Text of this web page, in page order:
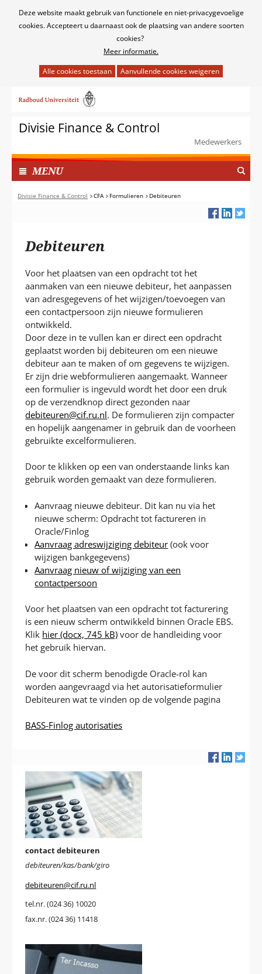
Cookies
Deze website maakt gebruik van functionele en niet-privacygevoelige
cookies. Accepteert u daarnaast ook de plaatsing van andere soorten
cookies?
Meer informatie.
het
van
cookies
deze
website
toegestaan
naar
inhoudDivisie Finance & Control
Medewerkers
MENUI
N
G
A
T
Divisie Finance & Control CFA Formulieren Debiteuren
Debiteuren
Voor het plaatsen van een opdracht tot het
aanmaken van een nieuwe debiteur, het aanpassen
van adresgegevens of het wijzigen/toevoegen van
een contactpersoon zijn nieuwe formulieren
ontwikkeld.
Door deze in te vullen kan er direct een opdracht
geplaatst worden bij debiteuren om een nieuwe
debiteur aan te maken of om gegevens te wijzigen.
Er zijn drie webformulieren aangemaakt. Wanneer
een formulier is ingevuld wordt het door een druk
op de verzendknop direct gezonden naar
debiteuren@cif.ru.nl. De formulieren zijn compacter
en hopelijk aangenamer in gebruik dan de voorheen
gebruikte excelformulieren.
Door te klikken op een van onderstaande links kan
gebruik worden gemaakt van deze formulieren.
Aanvraag nieuwe debiteur. Dit kan nu via het
nieuwe scherm: Opdracht tot factureren in
Oracle/Finlog
Aanvraag adreswijziging debiteur (ook voor
wijzigen bankgegevens)
Aanvraag nieuw of wijziging van een
contactpersoon
Voor het plaatsen van een opdracht tot facturering
is een nieuw scherm ontwikkeld binnen Oracle EBS.
Klik hier (docx, 745 kB) voor de handleiding voor
het gebruik hiervan.
De voor dit scherm benodigde Oracle-rol kan
worden aangevraagd via het autorisatieformulier
Debiteuren wat te vinden op de volgende pagina
BASS-Finlog autorisaties
contact debiteuren
debiteuren/kas/bank/giro
debiteuren@cif.ru.nl
tel.nr. (024 36) 10020
fax.nr. (024 36) 11418